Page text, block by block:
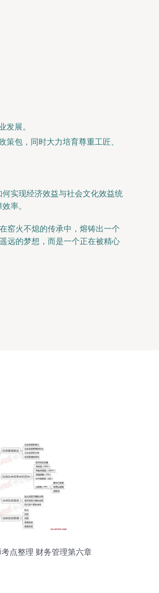
发展。
包，同时大力培育尊重工匠、
实现经济效益与社会文化效益统
率。
窑火不熄的传承中，熔铸出一个
远的梦想，而是一个正在被精心
点整理 财务管理第六章